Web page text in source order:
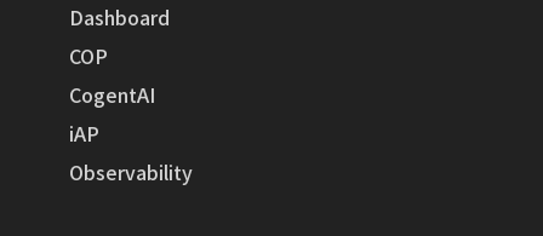
Dashboard
COP
CogentAI
iAP
Observability